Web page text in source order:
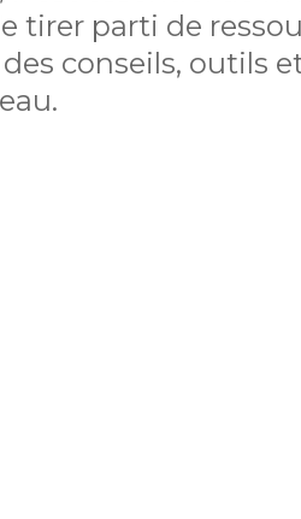
tirer parti de
conseils, outils